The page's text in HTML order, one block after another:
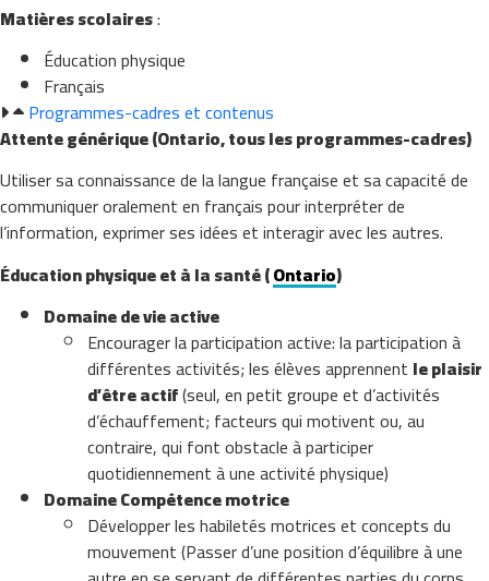
Matières scolaires:
Éducation physique
Français
Programmes-cadres et contenus
Attente générique (Ontario, tous les programmes-cadres)
Utiliser sa connaissance de la langue française et sa capacité de
communiquer oralement en français pour interpréter de
l’information, exprimer ses idées et interagir avec les autres.
Éducation physique et à la santé (Ontario)
Domaine de vie active
Encourager la participation active: la participation à
différentes activités; les élèves apprennent le plaisir
d’être actif(seul, en petit groupe et d’activités
d’échauffement; facteurs qui motivent ou, au
contraire, qui font obstacle à participer
quotidiennement à une activité physique)
Domaine Compétence motrice
Développer les habiletés motrices et concepts du
mouvement (Passer d’une position d’équilibre à une